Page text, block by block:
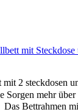
mit
2 steckdosen
Sorgen mehr
Bettrahmen